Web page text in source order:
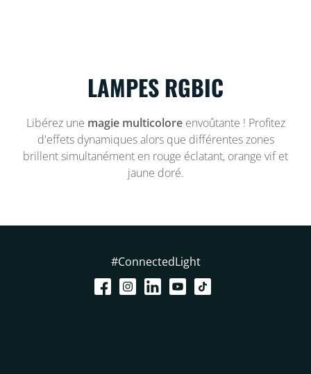
LAMPES RGBIC
Libérez une magie multicoloreenvoûtante ! Profitez
d'effets dynamiques alors que différentes zones
brillent simultanément en rouge éclatant, orange vif et
jaune doré.
#ConnectedLight